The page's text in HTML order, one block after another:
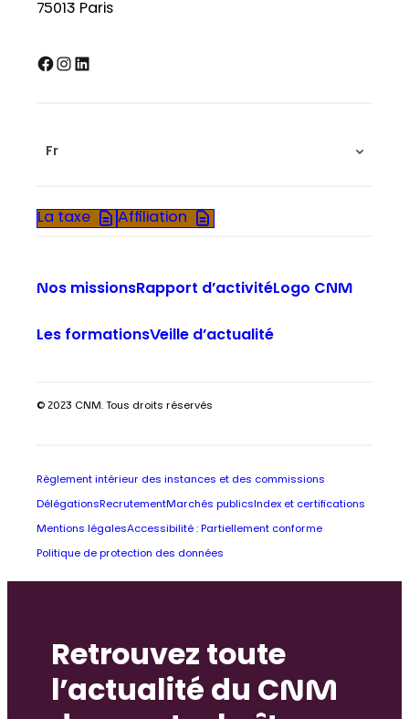
75013 Paris
Facebook InstagramLinkedIn
Fr
La taxe Affiliation
Nos missionsRapport d’activitéLogo CNM
Les formationsVeille d’actualité
© 2023 CNM. Tous droits réservés
Règlement intérieur des instances et des commissions
DélégationsRecrutementMarchés publicsIndex et certifications
Mentions légalesAccessibilité : Partiellement conforme
Politique de protection des données
Retrouvez toute
l’actualité du CNM